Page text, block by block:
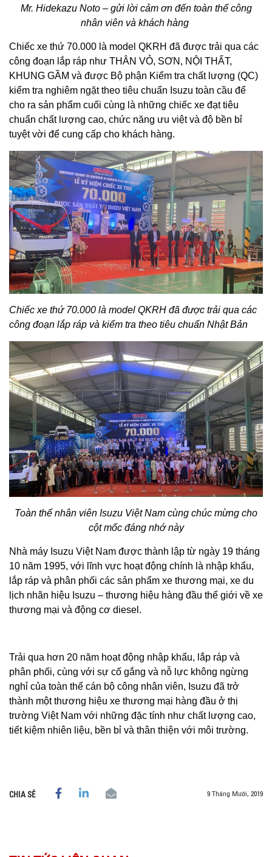
Mr. Hidekazu Noto – gửi lời cảm ơn đến toàn thể công
nhân viên và khách hàng
Chiếc xe thứ 70.000 là model QKRH đã được trải qua các
công đoạn lắp ráp như THÂN VỎ, SƠN, NỘI THẤT,
KHUNG GẦM và được Bộ phận Kiểm tra chất lượng (QC)
kiểm tra nghiêm ngặt theo tiêu chuẩn Isuzu toàn cầu để
cho ra sản phẩm cuối cùng là những chiếc xe đạt tiêu
chuẩn chất lượng cao, chức năng ưu việt và độ bền bỉ
tuyệt vời để cung cấp cho khách hàng.
Chiếc xe thứ 70.000 là model QKRH đã được trải qua các
công đoạn lắp ráp và kiểm tra theo tiêu chuẩn Nhật Bản
Toàn thể nhân viên Isuzu Việt Nam cùng chúc mừng cho
cột mốc đáng nhớ này
Nhà máy Isuzu Việt Nam được thành lập từ ngày 19 tháng
10 năm 1995, với lĩnh vực hoạt động chính là nhập khẩu,
lắp ráp và phân phối các sản phẩm xe thương mại, xe du
lịch nhãn hiệu Isuzu – thương hiệu hàng đầu thế giới về xe
thương mại và động cơ diesel.
Trải qua hơn 20 năm hoạt động nhập khẩu, lắp ráp và
phân phối, cùng với sự cố gắng và nỗ lực không ngừng
nghỉ của toàn thể cán bộ công nhân viên, Isuzu đã trở
thành một thương hiệu xe thương mại hàng đầu ở thị
trường Việt Nam với những đặc tính như chất lượng cao,
tiết kiệm nhiên liệu, bền bỉ và thân thiện với môi trường.
CHIA SẺ 9 Tháng Mười, 2019